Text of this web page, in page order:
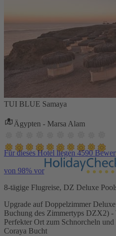
TUI BLUE Samaya
Ägypten - Marsa Alam
Für dieses Hotel liegen 4590
von 98% vor
8-tägige Flugreise, DZ Deluxe
Upgrade auf Doppelzimmer
Buchung des Zimmertyps DZX2)
Perfekter Ort zum Schnorcheln
Coraya Bucht